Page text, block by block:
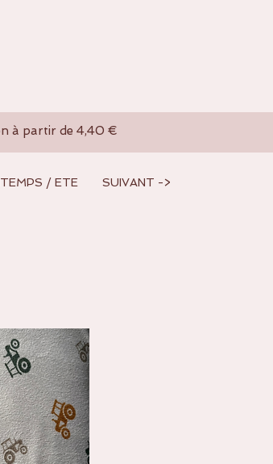
à partir de 4,40 €
/ ETE SUIVANT ->